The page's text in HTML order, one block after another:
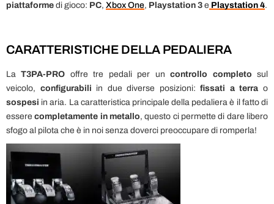
piattaforme di gioco: PC, Xbox One, Playstation 3 e Playstation 4.
CARATTERISTICHE DELLA PEDALIERA
LaT3PA-PRO offre tre pedali per uncontrollo completo sul
veicolo, configurabili in due diverse posizioni:fissati a terra o
sospesi in aria. La caratteristica principale della pedaliera è il fatto di
esserecompletamente in metallo, questo ci permette di dare libero
sfogo al pilota che è in noi senza doverci preoccupare di romperla!